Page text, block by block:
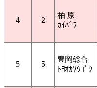
4 2
柏 原
ｶｲﾊﾞﾗ
5 5
豊岡総合
ﾄﾖｵｶｿｳｺﾞｳ